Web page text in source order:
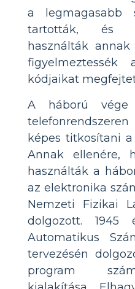
a legmagasabb
tartották, és
használták
kódjaikat
A háború
képes titkosítani
Annak ellenére,
használták a
az elektronika
Nemzeti Fizikai
dolgozott.
Automatikus
tervezésén
program